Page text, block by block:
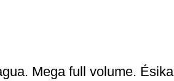
Mega full volume. Ésika